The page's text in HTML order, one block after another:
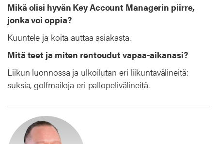
Mikä olisi hyvän Key Account Managerin piirre,
jonka voi oppia?
Kuuntele ja koita auttaa asiakasta.
Mitä teet ja miten rentoudut vapaa-aikanasi?
Liikun luonnossa ja ulkoilutan eri liikuntavälineitä:
suksia, golfmailoja eri pallopelivälineitä.